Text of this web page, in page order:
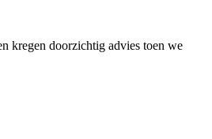
kregen doorzichtig advies toen we